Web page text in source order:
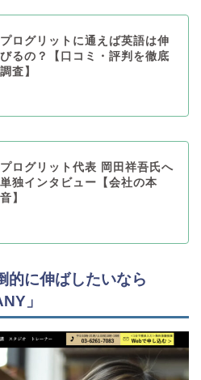
プログリットに通えば英語は伸
びるの？【口コミ・評判を徹底
調査】
プログリット代表 岡田祥吾氏へ
単独インタビュー【会社の本
音】
的に伸ばしたいなら
」